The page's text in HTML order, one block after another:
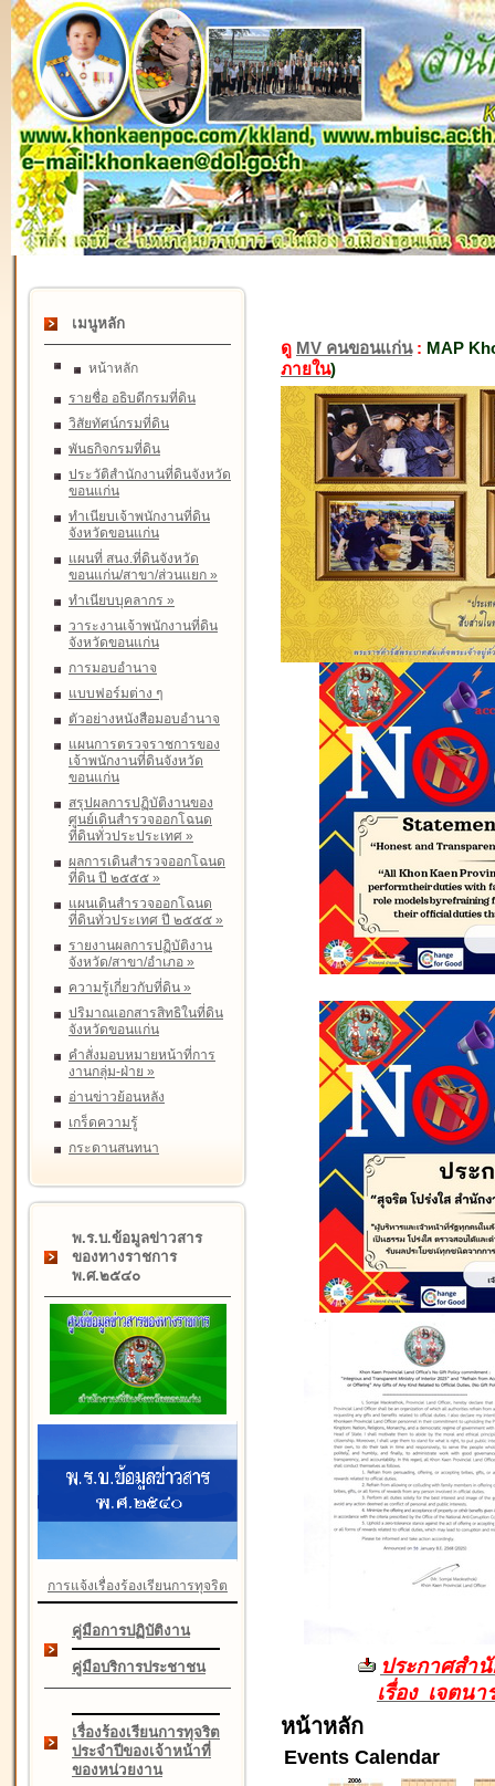
เมนูหลัก
หน้าหลัก
รายชื่อ อธิบดีกรมที่ดิน
วิสัยทัศน์กรมที่ดิน
พันธกิจกรมที่ดิน
ประวัติสำนักงานที่ดินจังหวัด
ขอนแก่น
ทำเนียบเจ้าพนักงานที่ดิน
จังหวัดขอนแก่น
แผนที่ สนง.ที่ดินจังหวัด
ขอนแก่น/สาขา/ส่วนแยก »
ทำเนียบบุคลากร »
วาระงานเจ้าพนักงานที่ดิน
จังหวัดขอนแก่น
การมอบอำนาจ
แบบฟอร์มต่าง ๆ
ตัวอย่างหนังสือมอบอำนาจ
แผนการตรวจราชการของ
เจ้าพนักงานที่ดินจังหวัด
ขอนแก่น
สรุปผลการปฏิบัติงานของ
ศูนย์เดินสำรวจออกโฉนด
ที่ดินทั่วประประเทศ »
ผลการเดินสำรวจออกโฉนด
ที่ดิน ปี ๒๕๕๕ »
แผนเดินสำรวจออกโฉนด
ที่ดินทั่วประเทศ ปี ๒๕๕๕ »
รายงานผลการปฏิบัติงาน
จังหวัด/สาขา/อำเภอ »
ความรู้เกี่ยวกับที่ดิน »
ปริมาณเอกสารสิทธิในที่ดิน
จังหวัดขอนแก่น
คำสั่งมอบหมายหน้าที่การ
งานกลุ่ม-ฝ่าย »
อ่านข่าวย้อนหลัง
เกร็ดความรู้
กระดานสนทนา
พ.ร.บ.ข้อมูลข่าวสาร
ของทางราชการ
พ.ศ.๒๕๔๐
การแจ้งเรื่องร้องเรียนการทุจริต
คู่มือการปฏิบัติงาน
คู่มือบริการประชาชน
เรื่องร้องเรียนการทุจริต
ประจำปีของเจ้าหน้าที่
ของหน่วยงาน
ดู MV คนขอนแก่น: MAP
ภายใน)
ประกาศสำ
เรื่อง เจตน
หน้าหลัก
Events Calendar